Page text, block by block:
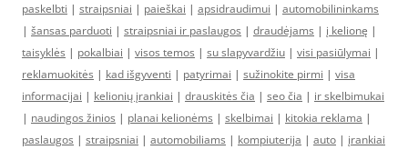
paskelbti | straipsniai | paieškai | apsidraudimui | automobilininkams
| šansas parduoti | straipsniai ir paslaugos | draudėjams | į kelionę |
taisyklės | pokalbiai | visos temos | su slapyvardžiu | visi pasiūlymai |
reklamuokitės | kad išgyventi | patyrimai | sužinokite pirmi | visa
informacijai | kelionių įrankiai | drauskitės čia | seo čia | ir skelbimukai
| naudingos žinios | planai kelionėms | skelbimai | kitokia reklama |
paslaugos | straipsniai | automobiliams | kompiuterija | auto | įrankiai